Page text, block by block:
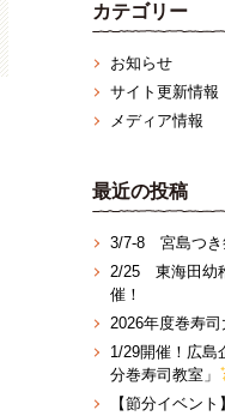
カテゴリー
お知らせ
サイト更新情報
メディア情報
最近の投稿
3/7‐8 宮島つき
2/25 東海田幼
催！
2026年度巻寿
1/29開催！広島
分巻寿司教室」
【節分イベン